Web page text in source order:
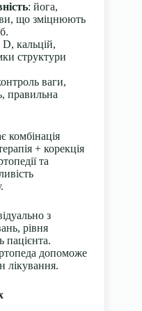
: йога,
що зміцнюють
D, кальцій,
структури
ваги,
правильна
комбінація
+ корекція
та
з
рівня
пацієнта.
допоможе
лікування.